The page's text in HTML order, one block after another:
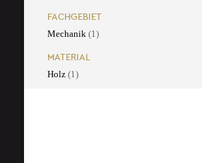
FACHGEBIET
Mechanik (1)
MATERIAL
Holz (1)